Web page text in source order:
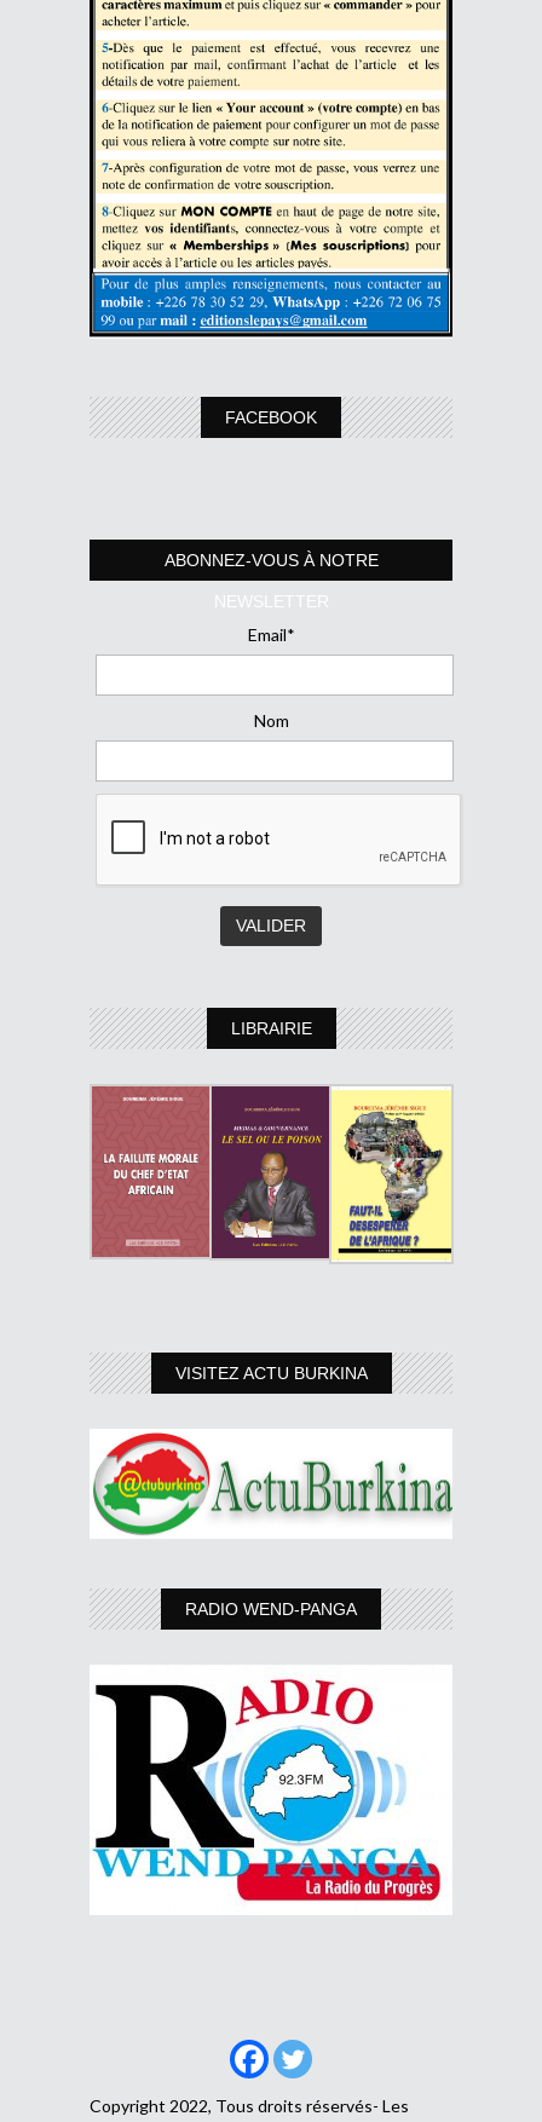
FACEBOOK
ABONNEZ-VOUS À NOTRE
NEWSLETTER
Email*
Nom
LIBRAIRIE
VISITEZ ACTU BURKINA
RADIO WEND-PANGA
Copyright 2022, Tous droits réservés- Les